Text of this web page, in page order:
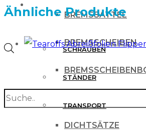
BREMSSATTEL
BREMSSCHEIBEN
DICHTSÄTZE
Products
search
WERKZEUG & ZUBEHÖR
SCHRAUBEN
STÄNDER
TRANSPORT
Ähnliche Produkte